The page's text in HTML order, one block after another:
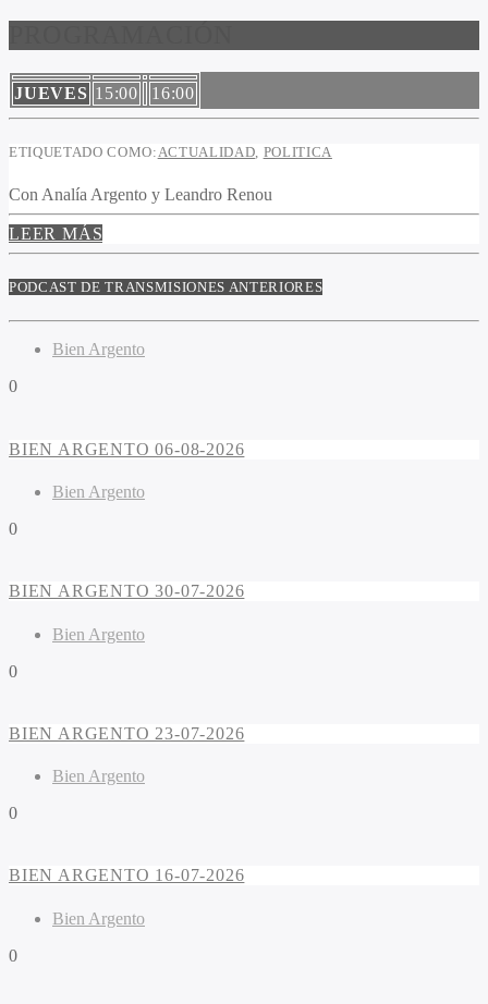
JUEVES 15:00 16:00
ETIQUETADO COMO: ACTUALIDAD POLITICA
Con Analía Argento y Leandro Renou
LEER MÁS
PODCAST DE TRANSMISIONES ANTERIORES
Bien Argento
0
BIEN ARGENTO 06-08-2026
Bien Argento
0
BIEN ARGENTO 30-07-2026
Bien Argento
0
BIEN ARGENTO 23-07-2026
Bien Argento
0
BIEN ARGENTO 16-07-2026
Bien Argento
0